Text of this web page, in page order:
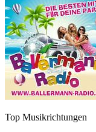
Top Musikrichtungen